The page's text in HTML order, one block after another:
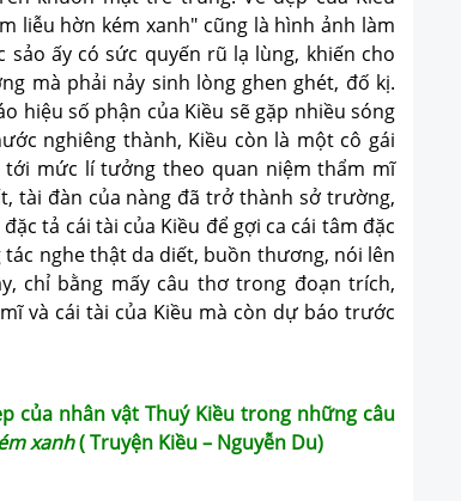
liễu hờn kém xanh" cũng là hình ảnh làm
ấy có sức quyến rũ lạ lùng, khiến cho
mà phải nảy sinh lòng ghen ghét, đố kị.
hiệu số phận của Kiều sẽ gặp nhiều sóng
nghiêng thành, Kiều còn là một cô gái
mức lí tưởng theo quan niệm thẩm mĩ
tài đàn của nàng đã trở thành sở trường,
tả cái tài của Kiều để gợi ca cái tâm đặc
nghe thật da diết, buồn thương, nói lên
chỉ bằng mấy câu thơ trong đoạn trích,
và cái tài của Kiều mà còn dự báo trước
của nhân vật Thuý Kiều trong những câu
xanh( Truyện Kiều – Nguyễn Du)